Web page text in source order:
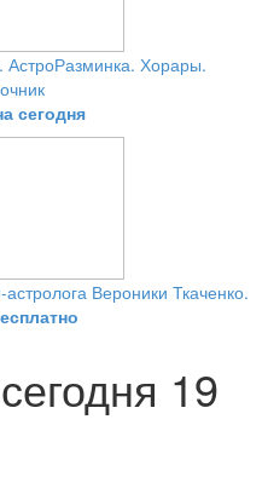
Хорары.
сегодня
Вероники Ткаченко.
19